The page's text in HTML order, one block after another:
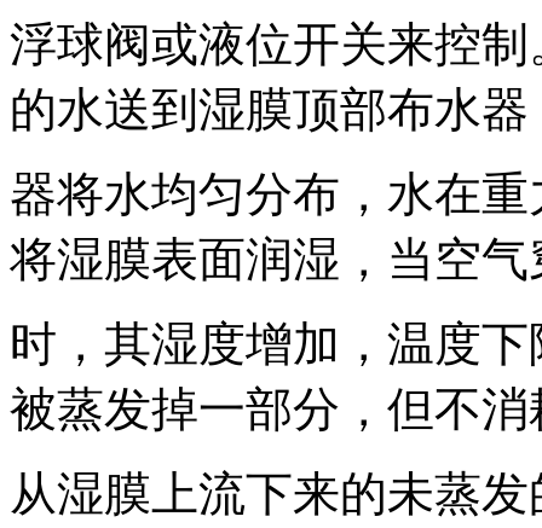
浮球阀或液位开关来控
的水送到湿膜顶部布水
器将水均匀分布，水在
将湿膜表面润湿，当空
时，其湿度增加，温度
被蒸发掉一部分，但不
从湿膜上流下来的未蒸